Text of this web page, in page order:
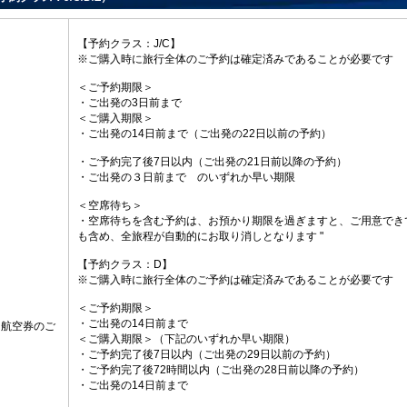
空券のご
【予約クラス：J/C】
※ご購入時に旅行全体のご予約は確定済みであることが必要です
＜ご予約期限＞
・ご出発の3日前まで
＜ご購入期限＞
・ご出発の14日前まで（ご出発の22日以前の予約）
・ご予約完了後7日以内（ご出発の21日前以降の予約）
・ご出発の３日前まで のいずれか早い期限
＜空席待ち＞
・空席待ちを含む予約は、お預かり期限を過ぎますと、ご用意で
も含め、全旅程が自動的にお取り消しとなります "
【予約クラス：D】
※ご購入時に旅行全体のご予約は確定済みであることが必要です
＜ご予約期限＞
・ご出発の14日前まで
＜ご購入期限＞（下記のいずれか早い期限）
・ご予約完了後7日以内（ご出発の29日以前の予約）
・ご予約完了後72時間以内（ご出発の28日前以降の予約）
・ご出発の14日前まで